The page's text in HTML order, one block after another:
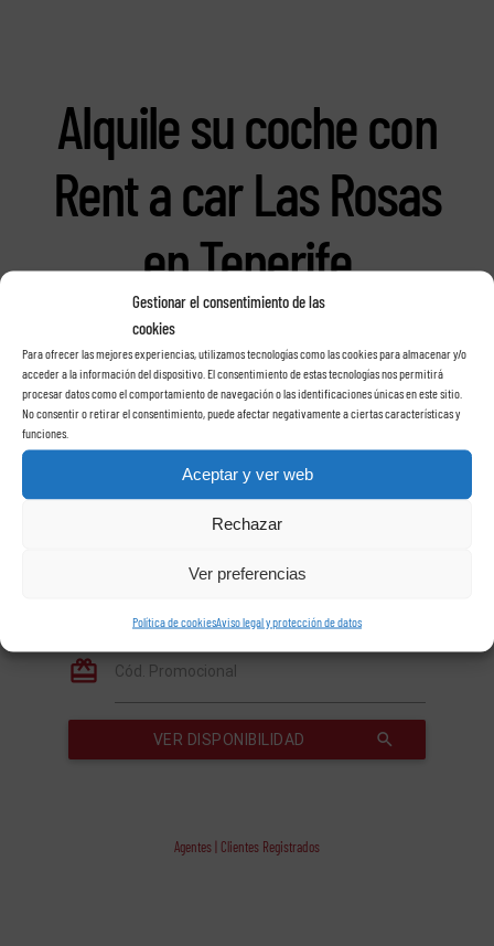
Gestionar el consentimiento de las
cookies
Para ofrecer las mejores experiencias, utilizamos tecnologías como las cookies para almacenar y/o
acceder a la información del dispositivo. El consentimiento de estas tecnologías nos permitirá
procesar datos como el comportamiento de navegación o las identificaciones únicas en este sitio.
No consentir o retirar el consentimiento, puede afectar negativamente a ciertas características y
funciones.
Aceptar y ver web
Rechazar
Ver preferencias
Política de cookiesAviso legal y protección de datos
Alquile su coche con
Rent a car Las Rosas
en Tenerife
Agentes | Clientes Registrados